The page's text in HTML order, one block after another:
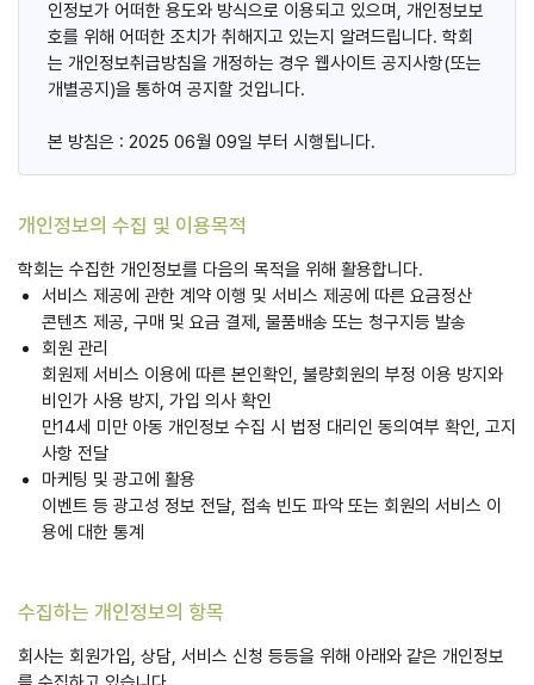
인정보가 어떠한 용도와 방식으로 이용되고 있으며, 개인정보보
호를 위해 어떠한 조치가 취해지고 있는지 알려드립니다. 학회
는 개인정보취급방침을 개정하는 경우 웹사이트 공지사항(또는
개별공지)을 통하여 공지할 것입니다.
본 방침은 : 2025 06월 09일 부터 시행됩니다.
개인정보의 수집 및 이용목적
학회는 수집한 개인정보를 다음의 목적을 위해 활용합니다.
서비스 제공에 관한 계약 이행 및 서비스 제공에 따른 요금정산
콘텐츠 제공, 구매 및 요금 결제, 물품배송 또는 청구지등 발송
회원 관리
회원제 서비스 이용에 따른 본인확인, 불량회원의 부정 이용 방지와
비인가 사용 방지, 가입 의사 확인
만14세 미만 아동 개인정보 수집 시 법정 대리인 동의여부 확인, 고지
사항 전달
마케팅 및 광고에 활용
이벤트 등 광고성 정보 전달, 접속 빈도 파악 또는 회원의 서비스 이
용에 대한 통계
수집하는 개인정보의 항목
회사는 회원가입, 상담, 서비스 신청 등등을 위해 아래와 같은 개인정보